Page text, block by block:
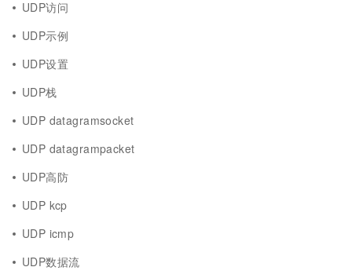
UDP访问
UDP示例
UDP设置
UDP栈
UDP datagramsocket
UDP datagrampacket
UDP高防
UDP kcp
UDP icmp
UDP数据流